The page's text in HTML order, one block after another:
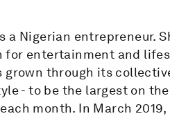
a Nigerian entrepreneur.
for entertainment and
through its
- to be the largest on
month. In March